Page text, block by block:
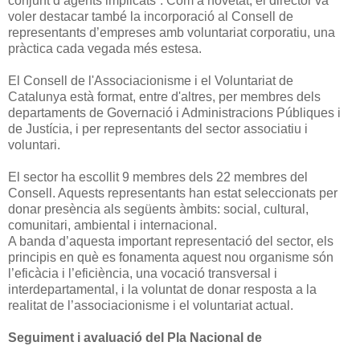
voler destacar també la incorporació al Consell de
representants d’empreses amb voluntariat corporatiu, una
pràctica cada vegada més estesa.
El Consell de l'Associacionisme i el Voluntariat de
Catalunya està format, entre d'altres, per membres dels
departaments de Governació i Administracions Públiques i
de Justícia, i per representants del sector associatiu i
voluntari.
El sector ha escollit 9 membres dels 22 membres del
Consell. Aquests representants han estat seleccionats per
donar presència als següents àmbits: social, cultural,
comunitari, ambiental i internacional.
A banda d’aquesta important representació del sector, els
principis en què es fonamenta aquest nou organisme són
l’eficàcia i l’eficiència, una vocació transversal i
interdepartamental, i la voluntat de donar resposta a la
realitat de l’associacionisme i el voluntariat actual.
Seguiment i avaluació del Pla Nacional de